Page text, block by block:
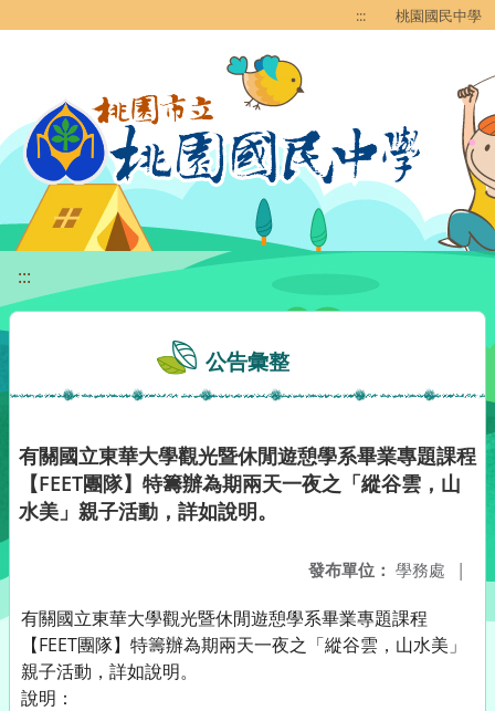
::: 桃園國民中學
:::
公告彙整
有關國立東華大學觀光暨休閒遊憩學系畢業專題課程
【FEET團隊】特籌辦為期兩天一夜之「縱谷雲，山
水美」親子活動，詳如說明。
發布單位： 學務處 |
有關國立東華大學觀光暨休閒遊憩學系畢業專題課程
【FEET團隊】特籌辦為期兩天一夜之「縱谷雲，山水美」
親子活動，詳如說明。
說明：